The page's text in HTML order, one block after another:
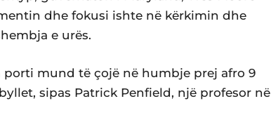
dhe fokusi ishte në kërkimin dhe
e urës.
mund të çojë në humbje prej afro 9
sipas Patrick Penfield, një profesor në